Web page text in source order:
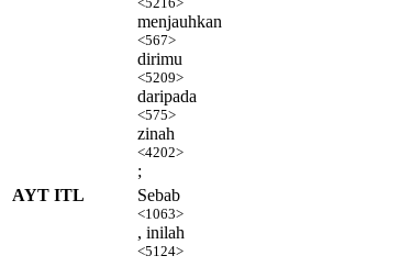
menjauhkan
<567>
dirimu
<5209>
daripada
<575>
zinah
<4202>
;
AYT ITL
Sebab
<1063>
, inilah
<5124>